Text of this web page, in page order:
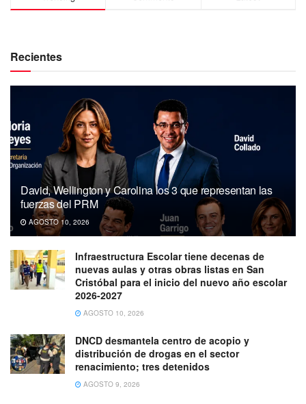
Recientes
David, Wellington y Carolina los 3 que representan las
fuerzas del PRM
AGOSTO 10, 2026
Infraestructura Escolar tiene decenas de
nuevas aulas y otras obras listas en San
Cristóbal para el inicio del nuevo año escolar
2026-2027
AGOSTO 10, 2026
DNCD desmantela centro de acopio y
distribución de drogas en el sector
renacimiento; tres detenidos
AGOSTO 9, 2026